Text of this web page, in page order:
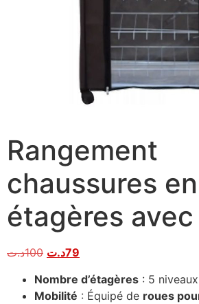
Rangement
chaussures
étagères
100د.ت 79د.ت
Nombre d’étagères : 5
Mobilité : Équipé de roues